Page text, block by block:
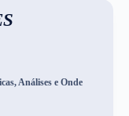
Análises e Onde